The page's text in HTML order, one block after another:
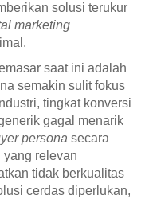
solusi terukur
marketing
saat ini adalah
semakin sulit fokus
tingkat konversi
gagal menarik
persona secara
yang relevan
tidak berkualitas
cerdas diperlukan,